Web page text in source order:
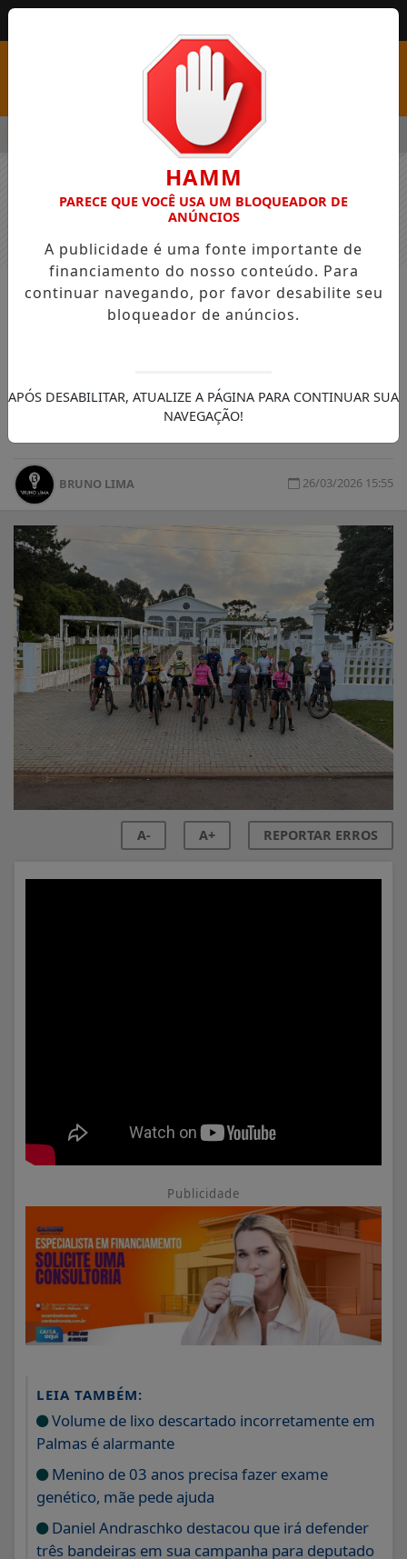
COM VAGAS EM SEIS FUNÇÕES E SALÁRIOS QUE CHEGAM A
NOTÍCIAS GERAL
Em abril, Palmas será sede da 4ª
de 50 cidades. Para a categoria Pró, será
mais de R$ 7 mil em dinheiro
BRUNO LIMA 26/03/2026 15:55
A- A+ REPORTAR ERROS
Publicidade
LEIA TAMBÉM:
Volume de lixo descartado incorretamente em
Palmas é alarmante
Menino de 03 anos precisa fazer exame
genético, mãe pede ajuda
Daniel Andraschko destacou que irá defender
três bandeiras em sua campanha para deputado
HAMM
PARECE QUE VOCÊ USA UM BLOQUEADOR DE
ANÚNCIOS
A publicidade é uma fonte importante de
financiamento do nosso conteúdo. Para
continuar navegando, por favor desabilite seu
bloqueador de anúncios.
APÓS DESABILITAR, ATUALIZE A PÁGINA PARA CONTINUAR SUA
NAVEGAÇÃO!